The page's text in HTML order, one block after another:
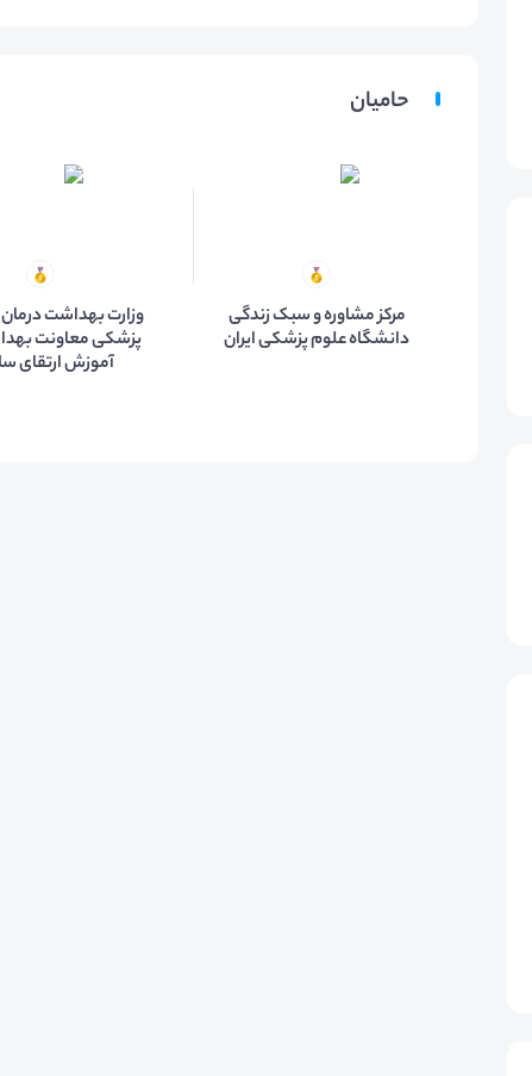
حامیان
مرکز مشاوره و سبک زندگی
دانشگاه علوم پزشکی ایران
وزارت بهداشت
پزشکی معاونت
آموزش ارتقای